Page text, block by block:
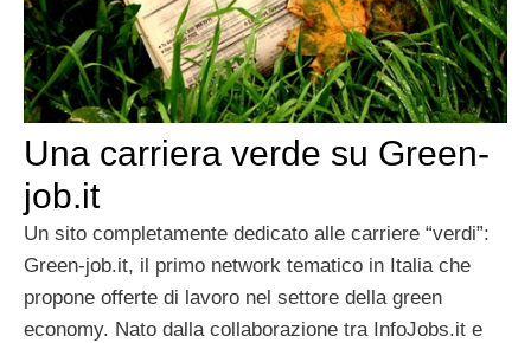
Una carriera verde su Green-
job.it
Un sito completamente dedicato alle carriere “verdi”:
Green-job.it, il primo network tematico in Italia che
propone offerte di lavoro nel settore della green
economy. Nato dalla collaborazione tra InfoJobs.it e